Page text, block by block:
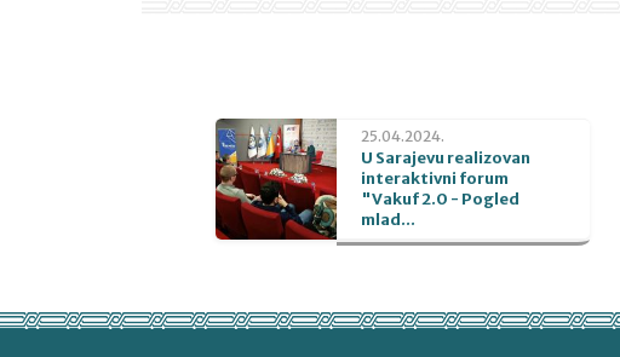
25.04.2024.
U Sarajevu realizovan
interaktivni forum
"Vakuf 2.0 - Pogled
mlad...